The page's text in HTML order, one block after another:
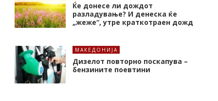
Ќе донесе ли дождот
разладување? И денеска ќе
„жеже“, утре краткотраен дожд
МАКЕДОНИЈА
Дизелот повторно поскапува –
бензините поевтини